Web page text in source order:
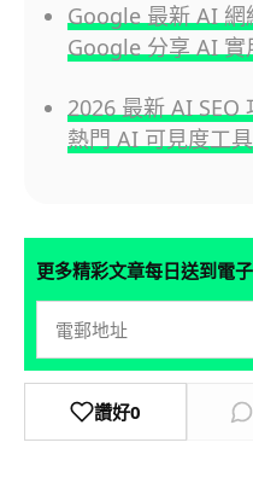
Google 最新 AI 網
Google 分享 AI 實
2026 最新 AI SEO
熱門 AI 可見度工具
更多精彩文章每日送到電
讚好0